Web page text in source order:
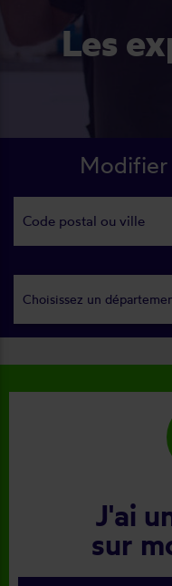
Les experts du volet
Modifier
Choisissez un
J'ai
sur